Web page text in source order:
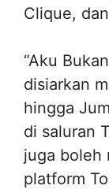
Clique,
“Aku
disiarkan
hingga
di saluran
juga boleh
platform